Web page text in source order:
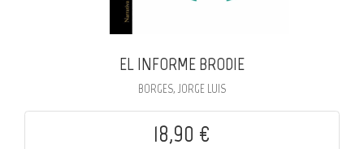
EL INFORME BRODIE
BORGES, JORGE LUIS
18,90 €